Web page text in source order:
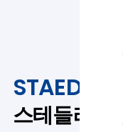
STAEDTLER
스테들러